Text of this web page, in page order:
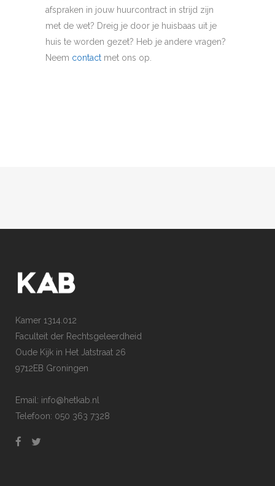
afspraken in jouw huurcontract in strijd zijn
met de wet? Dreig je door je huisbaas uit je
huis te worden gezet? Heb je andere vragen?
Neem contact met ons op.
Kamer 1314.012
Faculteit der Rechtsgeleerdheid
Oude Kijk in Het Jatstraat 26
9712EB Groningen
Email: info@hetkab.nl
Telefoon: 050 363 7328